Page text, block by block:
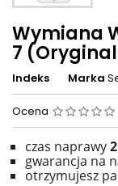
Wymiana
7
Indeks Marka
Ocena
czas naprawy2
gwarancja na
otrzymujesz